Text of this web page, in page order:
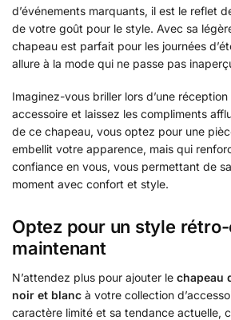
d’événements marquants, il est le reflet
de votre goût pour le style. Avec sa
chapeau est parfait pour les journées
allure à la mode qui ne passe pas
Imaginez-vous briller lors d’une
accessoire et laissez les compliments
de ce chapeau, vous optez pour une
embellit votre apparence, mais qui
confiance en vous, vous permettant de
moment avec confort et style.
Optez pour un style
maintenant
N’attendez plus pour ajouter le chapeau
noir et blanc à votre collection
caractère limité et sa tendance actuelle,